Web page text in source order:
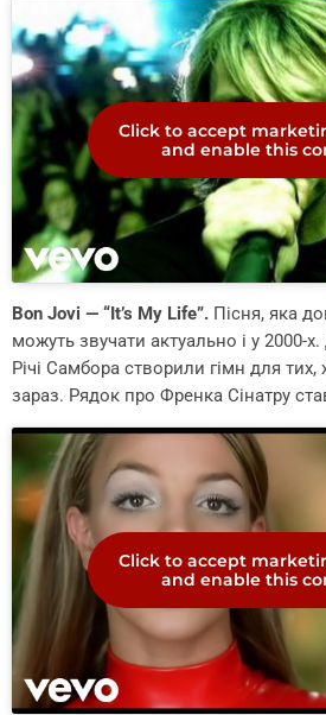
Click to accept
and enable this
Bon Jovi — “It’s My Life”. Пісня, яка
можуть звучати актуально і у 2000-
Річі Самбора створили гімн для тих,
зараз. Рядок про Френка Сінатру
Click to accept
and enable this